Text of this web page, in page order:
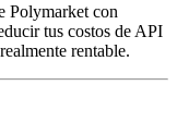
Polymarket con
tus costos de API
rentable.